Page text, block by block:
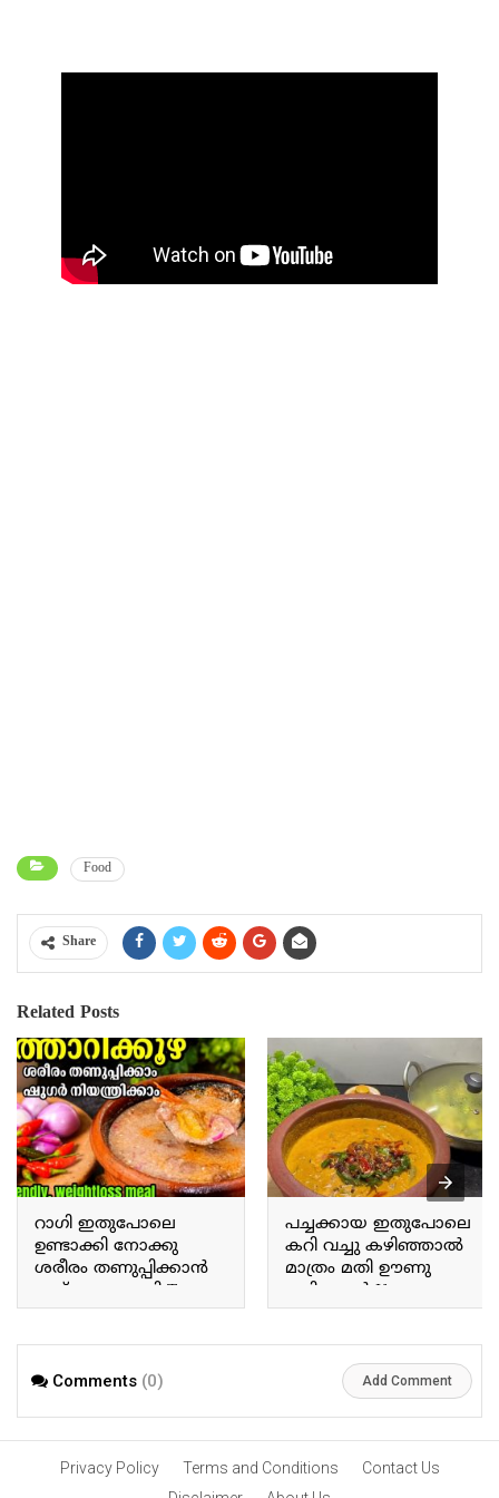
Food
Share
Related Posts
റാഗി ഇതുപോലെ
ഉണ്ടാക്കി നോക്കു
ശരീരം തണുപ്പിക്കാൻ
ഇത് മാത്രം മതി Try
making ragi this way; this
പച്ചക്കായ ഇതുപോലെ
കറി വച്ചു കഴിഞ്ഞാൽ
മാത്രം മതി ഊണു
കഴിക്കാൻ If you prepare
a curry with raw plantains
enough for a meal.
Comments (0) Add Comment
Privacy Policy Terms and Conditions
Contact Us